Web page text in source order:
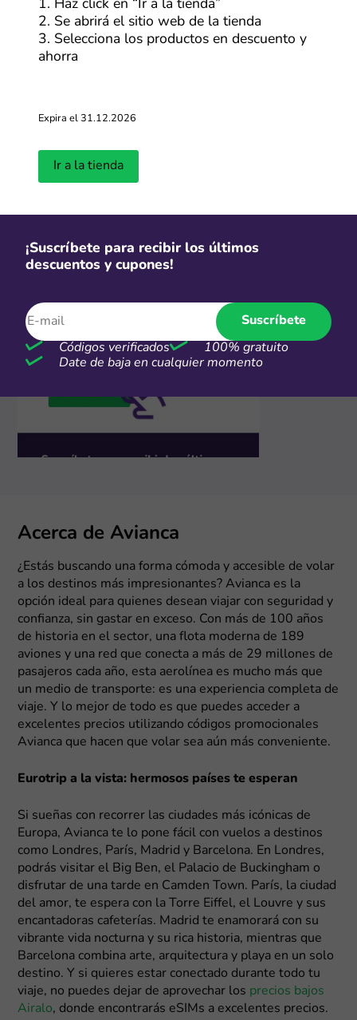
fácil que nunca. ¡Ahorra en grande en cada compra!
Acerca de Avianca
¿Estás buscando una forma cómoda y accesible de volar
a los destinos más impresionantes? Avianca es la
opción ideal para quienes desean viajar con seguridad y
confianza, sin gastar en exceso. Con más de 100 años
de historia en el sector, una flota moderna de 189
aviones y una red que conecta a más de 29 millones de
pasajeros cada año, esta aerolínea es mucho más que
un medio de transporte: es una experiencia completa de
viaje. Y lo mejor de todo es que puedes acceder a
excelentes precios utilizando códigos promocionales
Avianca que hacen que volar sea aún más conveniente.
Eurotrip a la vista: hermosos países te esperan
Si sueñas con recorrer las ciudades más icónicas de
Europa, Avianca te lo pone fácil con vuelos a destinos
como Londres, París, Madrid y Barcelona. En Londres,
podrás visitar el Big Ben, el Palacio de Buckingham o
disfrutar de una tarde en Camden Town. París, la ciudad
del amor, te espera con la Torre Eiffel, el Louvre y sus
encantadoras cafeterías. Madrid te enamorará con su
vibrante vida nocturna y su rica historia, mientras que
Barcelona combina arte, arquitectura y playa en un solo
destino. Y si quieres estar conectado durante todo tu
viaje, no puedes dejar de aprovechar los precios bajos
Airalo, donde encontrarás eSIMs a excelentes precios.
1. Haz click en “Ir a la tienda”
2. Se abrirá el sitio web de la tienda
3. Selecciona los productos en descuento y
ahorra
Expira el 31.12.2026
Ir a la tienda
¡Suscríbete para recibir los últimos
descuentos y cupones!
Suscríbete
Códigos verificados
100% gratuito
Date de baja en cualquier momento